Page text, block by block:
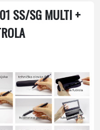
SS/SG MULTI +